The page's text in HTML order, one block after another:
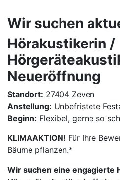
Wir suchen
Hörakustikerin /
Neueröffnung
Standort: 27404 Zeven
Anstellung: Unbefristete
Beginn: Flexibel, gerne so
KLIMAAKTION! Für Ihre
Bäume pflanzen.*
Wir suchen eine engagierte